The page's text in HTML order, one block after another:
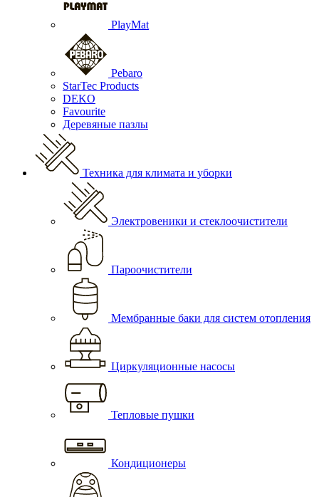
PlayMat
Pebaro
StarTec Products
DEKO
Favourite
Деревяные пазлы
Техника для климата и уборки
Электровеники и стеклоочистители
Пароочистители
Мембранные баки для систем отопления
Циркуляционные насосы
Тепловые пушки
Кондиционеры